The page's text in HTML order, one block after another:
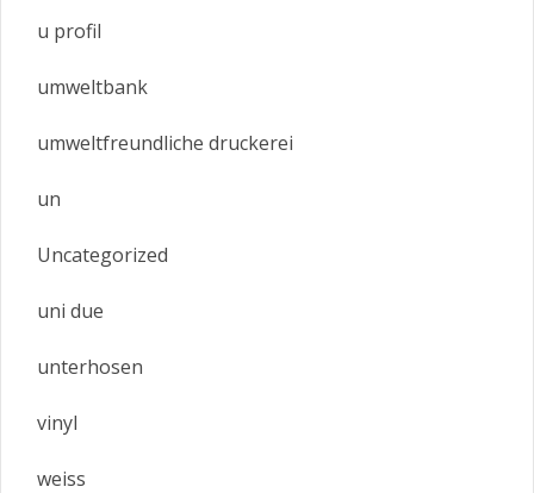
u profil
umweltbank
umweltfreundliche druckerei
un
Uncategorized
uni due
unterhosen
vinyl
weiss